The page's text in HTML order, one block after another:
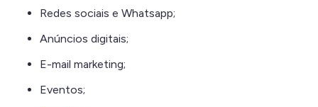
Redes sociais e Whatsapp;
Anúncios digitais;
E-mail marketing;
Eventos;